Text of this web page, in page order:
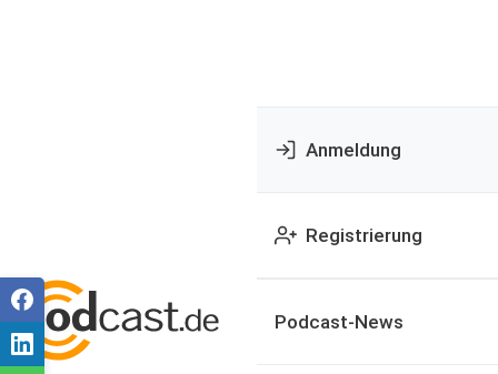
Anmeldung
Registrierung
Podcast-News